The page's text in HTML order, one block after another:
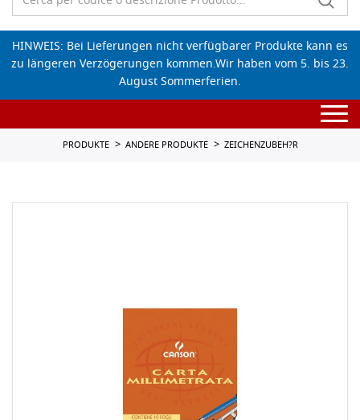
HINWEIS: Bei Lieferungen nicht verfügbarer Produkte kann es
zu längeren Verzögerungen kommen.Wir haben vom 5. bis 23.
August Sommerferien.
PRODUKTE ANDERE PRODUKTE ZEICHENZUBEH?R